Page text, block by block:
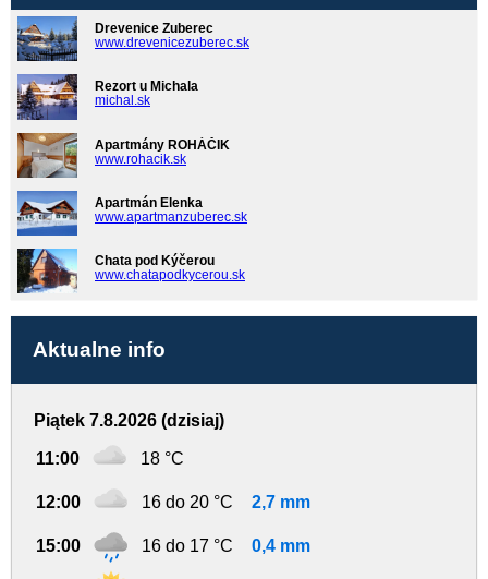
Drevenice Zuberec
www.drevenicezuberec.sk
Rezort u Michala
michal.sk
Apartmány ROHÁČIK
www.rohacik.sk
Apartmán Elenka
www.apartmanzuberec.sk
Chata pod Kýčerou
www.chatapodkycerou.sk
Aktualne info
Piątek 7.8.2026 (dzisiaj)
11:00 18 °C
12:00 16 do 20 °C 2,7 mm
15:00 16 do 17 °C 0,4 mm